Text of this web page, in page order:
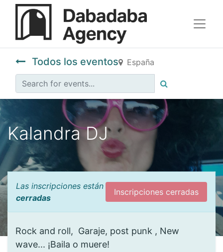
Todos los eventos España
Kalandra DJ
Las inscripciones están
cerradas
Inscripciones cerradas
Rock and roll, Garaje, post punk , New
wave... ¡Baila o muere!